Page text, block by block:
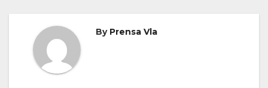
By Prensa Vla